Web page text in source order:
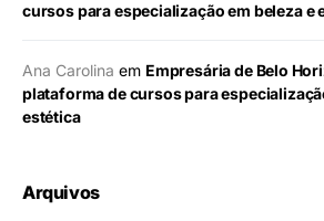
cursos para especialização em beleza e
Ana Carolina em Empresária de Belo
plataforma de cursos para
estética
Arquivos